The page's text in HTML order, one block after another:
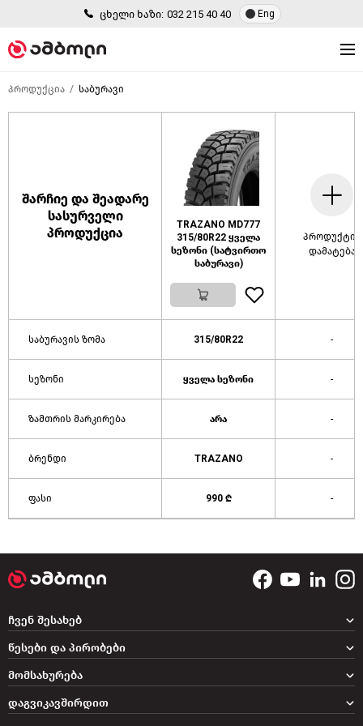
ცხელი ხაზი: 032 215 40 40 Eng
პროდუქცია საბურავი
შარჩიე და შეადარე
სასურველი
პროდუქცია
TRAZANO MD777
315/80R22 ყველა
სეზონი (სატვირთო
საბურავი)
პროდუქტის
დამატება
საბურავის ზომა 315/80R22 -
სეზონი ყველა სეზონი -
ზამთრის მარკირება არა -
ბრენდი TRAZANO -
ფასი 990 ₾ -
დაგვიკავშირდით
ჩვენ შესახებ
წესები და პირობები
მომსახურება